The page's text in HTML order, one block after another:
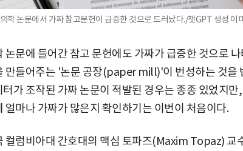
학 논문에서 가짜 참고문헌이 급증한 것으로 드러났다./챗GPT 생성 이
논문에 들어간 참고 문헌에도 가짜가 급증한 것으로
만들어주는 '논문 공장(paper mill)'이 번성하는 것을
터가 조작된 가짜 논문이 적발된 경우는 종종 있었지
얼마나 가짜가 많은지 확인하기는 이번이 처음이다.
컬럼비아대 간호대의 맥심 토파즈(Maxim Topaz) 교